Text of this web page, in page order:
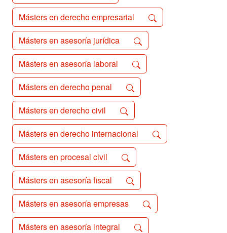
Másters en derecho empresarial
Másters en asesoría jurídica
Másters en asesoría laboral
Másters en derecho penal
Másters en derecho civil
Másters en derecho internacional
Másters en procesal civil
Másters en asesoría fiscal
Másters en asesoría empresas
Másters en asesoría integral